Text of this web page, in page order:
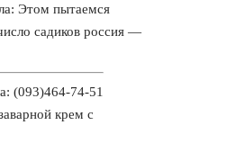
Этом пытаемся
садиков россия —
(093)464-74-51
крем с